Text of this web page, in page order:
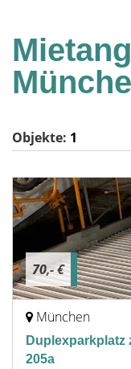
Objekte: 1
70,- €
München
Duplexparkplatz
205a